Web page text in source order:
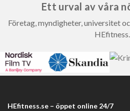
Ett urval av våra
Företag, myndigheter, universitet
HEfitness.
HEfitness.se – öppet online 24/7